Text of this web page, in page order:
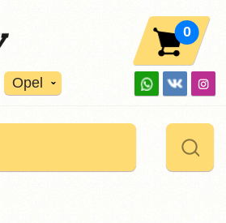
Opel
0